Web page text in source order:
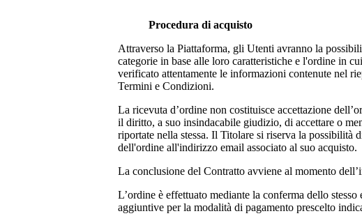
Procedura di acquisto
Attraverso la Piattaforma, gli Utenti avranno la
categorie in base alle loro caratteristiche e l'ordine in
verificato attentamente le informazioni contenute nel
Termini e Condizioni.
La ricevuta d’ordine non costituisce accettazione
il diritto, a suo insindacabile giudizio, di accettare o
riportate nella stessa. Il Titolare si riserva la
dell'ordine all'indirizzo email associato al suo acquisto.
La conclusione del Contratto avviene al momento
L’ordine è effettuato mediante la conferma dello
aggiuntive per la modalità di pagamento prescelto